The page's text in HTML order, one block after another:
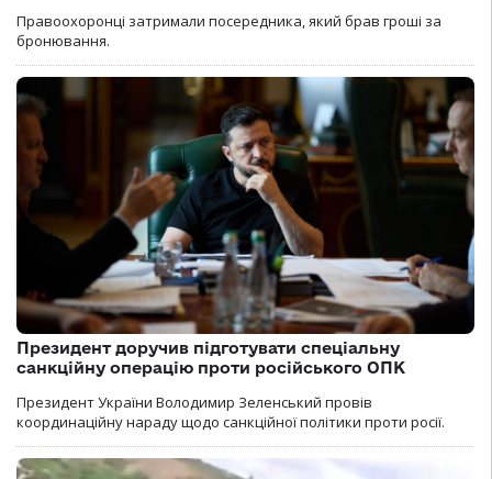
Правоохоронці затримали посередника, який брав гроші за
бронювання.
Президент доручив підготувати спеціальну
санкційну операцію проти російського ОПК
Президент України Володимир Зеленський провів
координаційну нараду щодо санкційної політики проти росії.